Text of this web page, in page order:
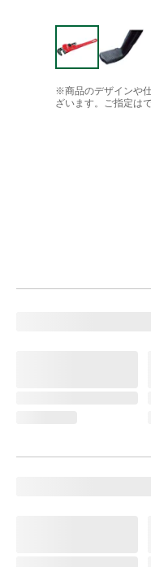
※商品のデザインや
ざいます。ご指定は